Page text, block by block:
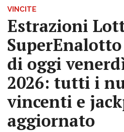
VINCITE
Estrazioni
di oggi
2026: tutti i
vincenti e
aggiornato